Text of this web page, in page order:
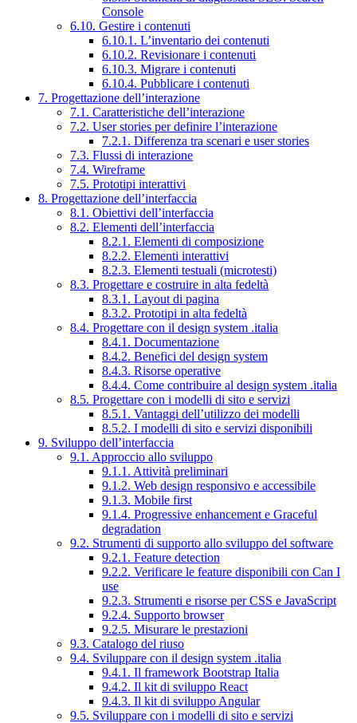
Console
6.10. Gestire i contenuti
6.10.1. L’inventario dei contenuti
6.10.2. Revisionare i contenuti
6.10.3. Migrare i contenuti
6.10.4. Pubblicare i contenuti
7. Progettazione dell’interazione
7.1. Caratteristiche dell’interazione
7.2. User stories per definire l’interazione
7.2.1. Differenza tra scenari e user stories
7.3. Flussi di interazione
7.4. Wireframe
7.5. Prototipi interattivi
8. Progettazione dell’interfaccia
8.1. Obiettivi dell’interfaccia
8.2. Elementi dell’interfaccia
8.2.1. Elementi di composizione
8.2.2. Elementi interattivi
8.2.3. Elementi testuali (microtesti)
8.3. Progettare e costruire in alta fedeltà
8.3.1. Layout di pagina
8.3.2. Prototipi in alta fedeltà
8.4. Progettare con il design system .italia
8.4.1. Documentazione
8.4.2. Benefici del design system
8.4.3. Risorse operative
8.4.4. Come contribuire al design system .italia
8.5. Progettare con i modelli di sito e servizi
8.5.1. Vantaggi dell’utilizzo dei modelli
8.5.2. I modelli di sito e servizi disponibili
9. Sviluppo dell’interfaccia
9.1. Approccio allo sviluppo
9.1.1. Attività preliminari
9.1.2. Web design responsivo e accessibile
9.1.3. Mobile first
9.1.4. Progressive enhancement e Graceful
degradation
9.2. Strumenti di supporto allo sviluppo del software
9.2.1. Feature detection
9.2.2. Verificare le feature disponibili con Can I
use
9.2.3. Strumenti e risorse per CSS e JavaScript
9.2.4. Supporto browser
9.2.5. Misurare le prestazioni
9.3. Catalogo del riuso
9.4. Sviluppare con il design system .italia
9.4.1. Il framework Bootstrap Italia
9.4.2. Il kit di sviluppo React
9.4.3. Il kit di sviluppo Angular
9.5. Sviluppare con i modelli di sito e servizi